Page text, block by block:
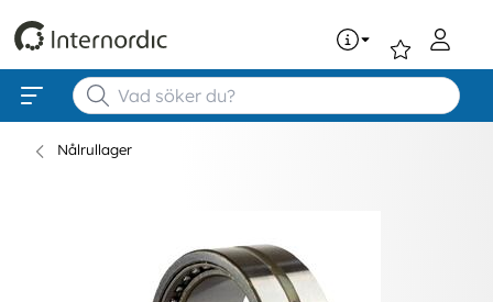
Nålrullager